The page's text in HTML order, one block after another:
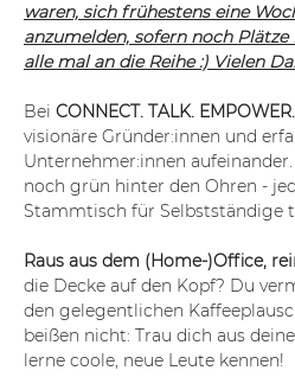
waren, sich frühestens eine
anzumelden, sofern noch
alle mal an die Reihe :) Vielen
Bei CONNECT. TALK. EMPOWER.
visionäre Gründer:innen und
Unternehmer:innen
noch grün hinter den Ohren -
Stammtisch für Selbstständige
Raus aus dem (Home-)Office,
die Decke auf den Kopf? Du
den gelegentlichen
beißen nicht: Trau dich aus
lerne coole, neue Leute kennen!